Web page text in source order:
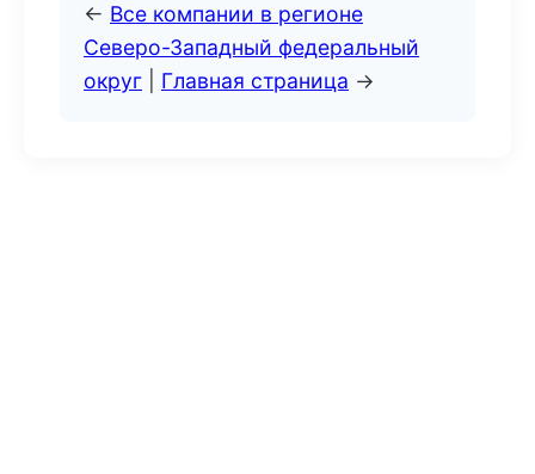
← Все компании в регионе
Северо-Западный федеральный
округ
Главная страница →